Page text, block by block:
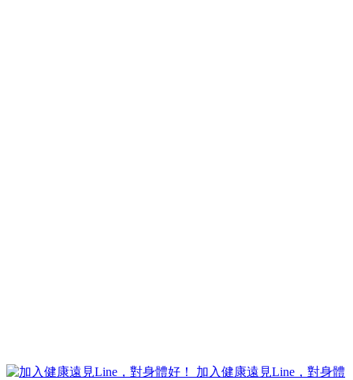
加入健康遠見Line，對身體